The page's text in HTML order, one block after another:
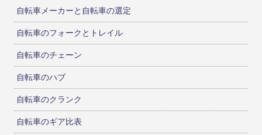
自転車メーカーと自転車の選定
自転車のフォークとトレイル
自転車のチェーン
自転車のハブ
自転車のクランク
自転車のギア比表